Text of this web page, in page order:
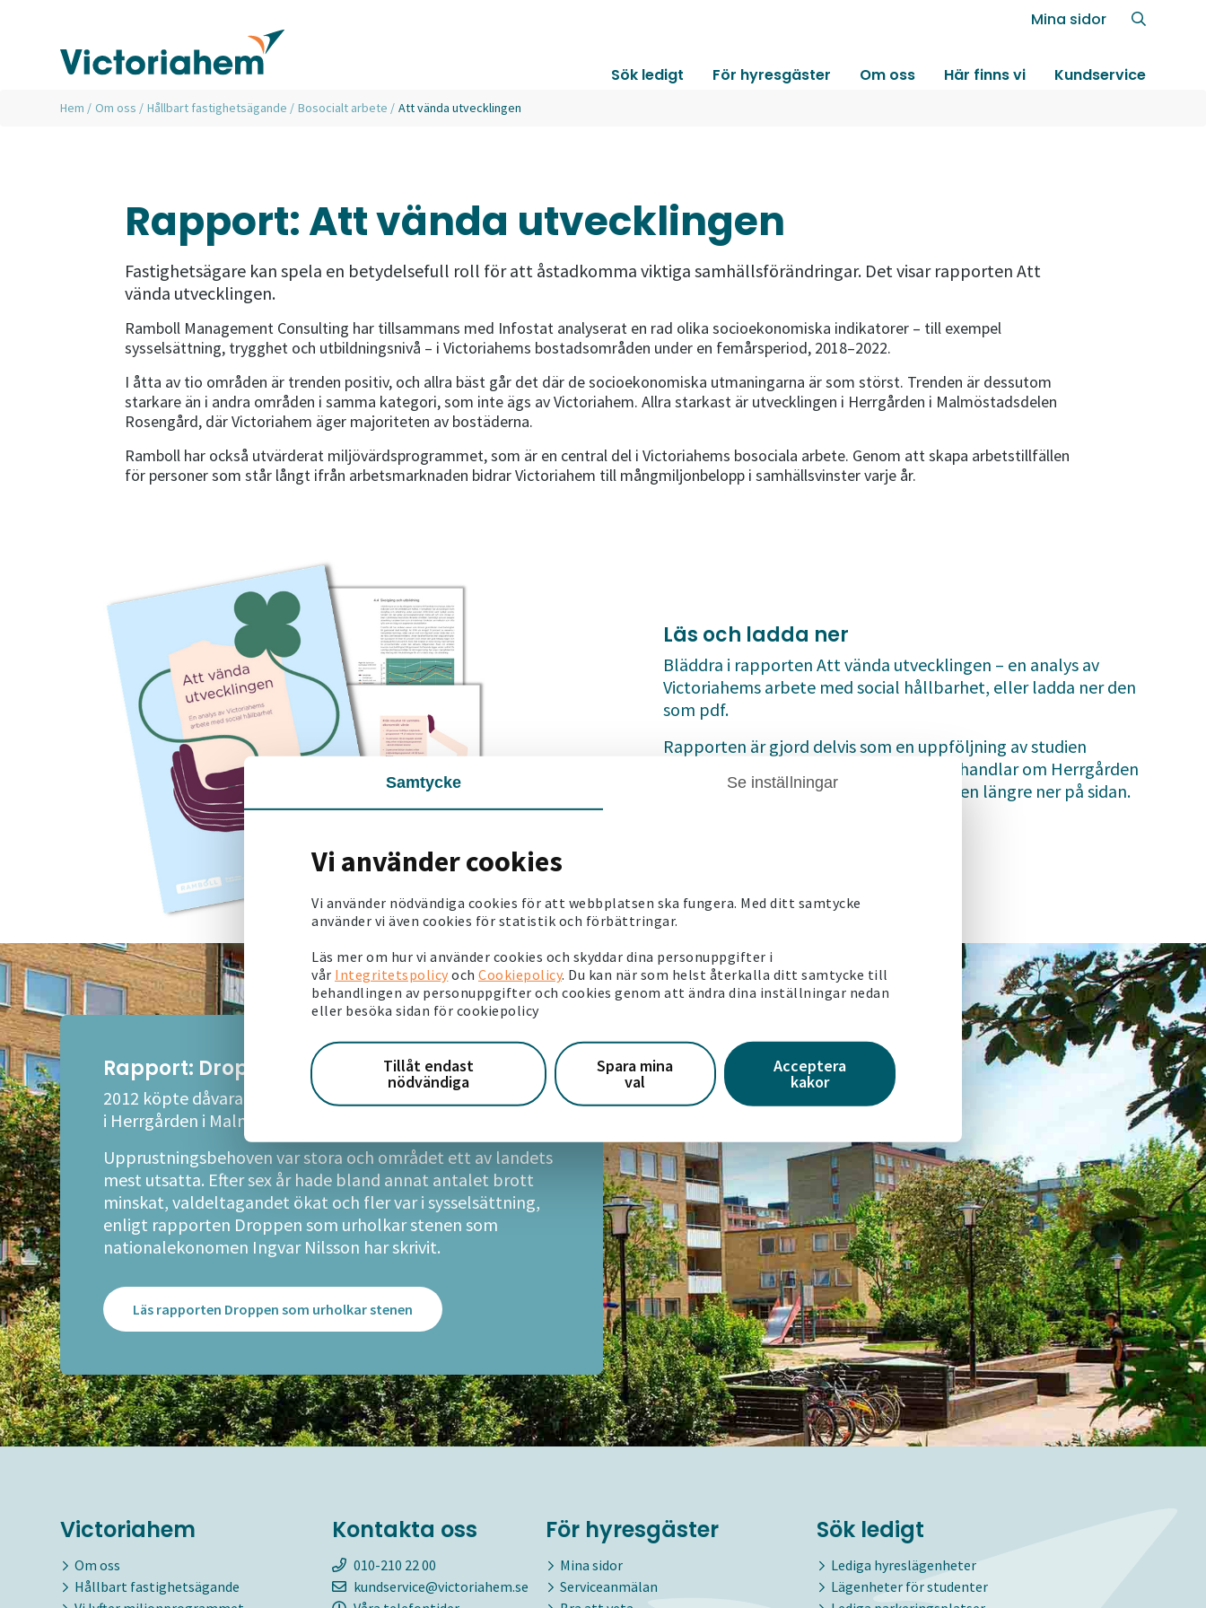
Samtycke Se inställningar
Vi använder cookies
Vi använder nödvändiga cookies för att webbplatsen ska fungera. Med ditt samtycke
använder vi även cookies för statistik och förbättringar.
Läs mer om hur vi använder cookies och skyddar dina personuppgifter i
vår Integritetspolicy och Cookiepolicy. Du kan när som helst återkalla ditt samtycke till
behandlingen av personuppgifter och cookies genom att ändra dina inställningar nedan
eller besöka sidan för cookiepolicy
Tillåt endast
nödvändiga
Spara mina
val
Acceptera
kakor
Mina sidor
Sök ledigt För hyresgäster Om oss Här finns vi Kundservice
Hem / Om oss / Hållbart fastighetsägande / Bosocialt arbete / Att vända utvecklingen
Rapport: Att vända utvecklingen
Fastighetsägare kan spela en betydelsefull roll för att åstadkomma viktiga samhällsförändringar. Det visar rapporten Att
vända utvecklingen.
Ramboll Management Consulting har tillsammans med Infostat analyserat en rad olika socioekonomiska indikatorer – till exempel
sysselsättning, trygghet och utbildningsnivå – i Victoriahems bostadsområden under en femårsperiod, 2018–2022.
I åtta av tio områden är trenden positiv, och allra bäst går det där de socioekonomiska utmaningarna är som störst. Trenden är dessutom
starkare än i andra områden i samma kategori, som inte ägs av Victoriahem. Allra starkast är utvecklingen i Herrgården i Malmöstadsdelen
Rosengård, där Victoriahem äger majoriteten av bostäderna.
Ramboll har också utvärderat miljövärdsprogrammet, som är en central del i Victoriahems bosociala arbete. Genom att skapa arbetstillfällen
för personer som står långt ifrån arbetsmarknaden bidrar Victoriahem till mångmiljonbelopp i samhällsvinster varje år.
Läs och ladda ner
Bläddra i rapporten Att vända utvecklingen – en analys av
Victoriahems arbete med social hållbarhet, eller ladda ner den
som pdf.
Rapporten är gjord delvis som en uppföljning av studien
”Droppen som urholkade stenen” som handlar om Herrgården
i Malmö åren 2013–2018. Du hittar studien längre ner på sidan.
Rapport: Droppen som urholkar stenen
2012 köpte dåvarande Victoria Park närmare 900 lägenheter
i Herrgården i Malmöstadsdelen Rosengård.
Upprustningsbehoven var stora och området ett av landets
mest utsatta. Efter sex år hade bland annat antalet brott
minskat, valdeltagandet ökat och fler var i sysselsättning,
enligt rapporten Droppen som urholkar stenen som
nationalekonomen Ingvar Nilsson har skrivit.
Läs rapporten Droppen som urholkar stenen
Victoriahem
Om oss
Hållbart fastighetsägande
Kontakta oss
010-210 22 00
kundservice@victoriahem.se
För hyresgäster
Mina sidor
Serviceanmälan
Sök ledigt
Lediga hyreslägenheter
Lägenheter för studenter